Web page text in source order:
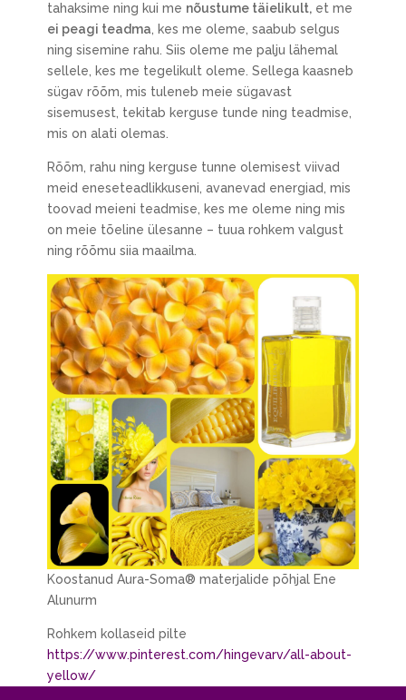
tahaksime ning kui me nõustume täielikult,et me
ei peagi teadma , kes me oleme, saabub selgus
ning sisemine rahu. Siis oleme me palju lähemal
sellele, kes me tegelikult oleme. Sellega kaasneb
sügav rõõm, mis tuleneb meie sügavast
sisemusest, tekitab kerguse tunde ning teadmise,
mis on alati olemas.
Rõõm, rahu ning kerguse tunne olemisest viivad
meid eneseteadlikkuseni, avanevad energiad, mis
toovad meieni teadmise, kes me oleme ning mis
on meie tõeline ülesanne – tuua rohkem valgust
ning rõõmu siia maailma.
Koostanud Aura-Soma® materjalide põhjal Ene
Alunurm
Rohkem kollaseid pilte
https://www.pinterest.com/hingevarv/all-about-
yellow/